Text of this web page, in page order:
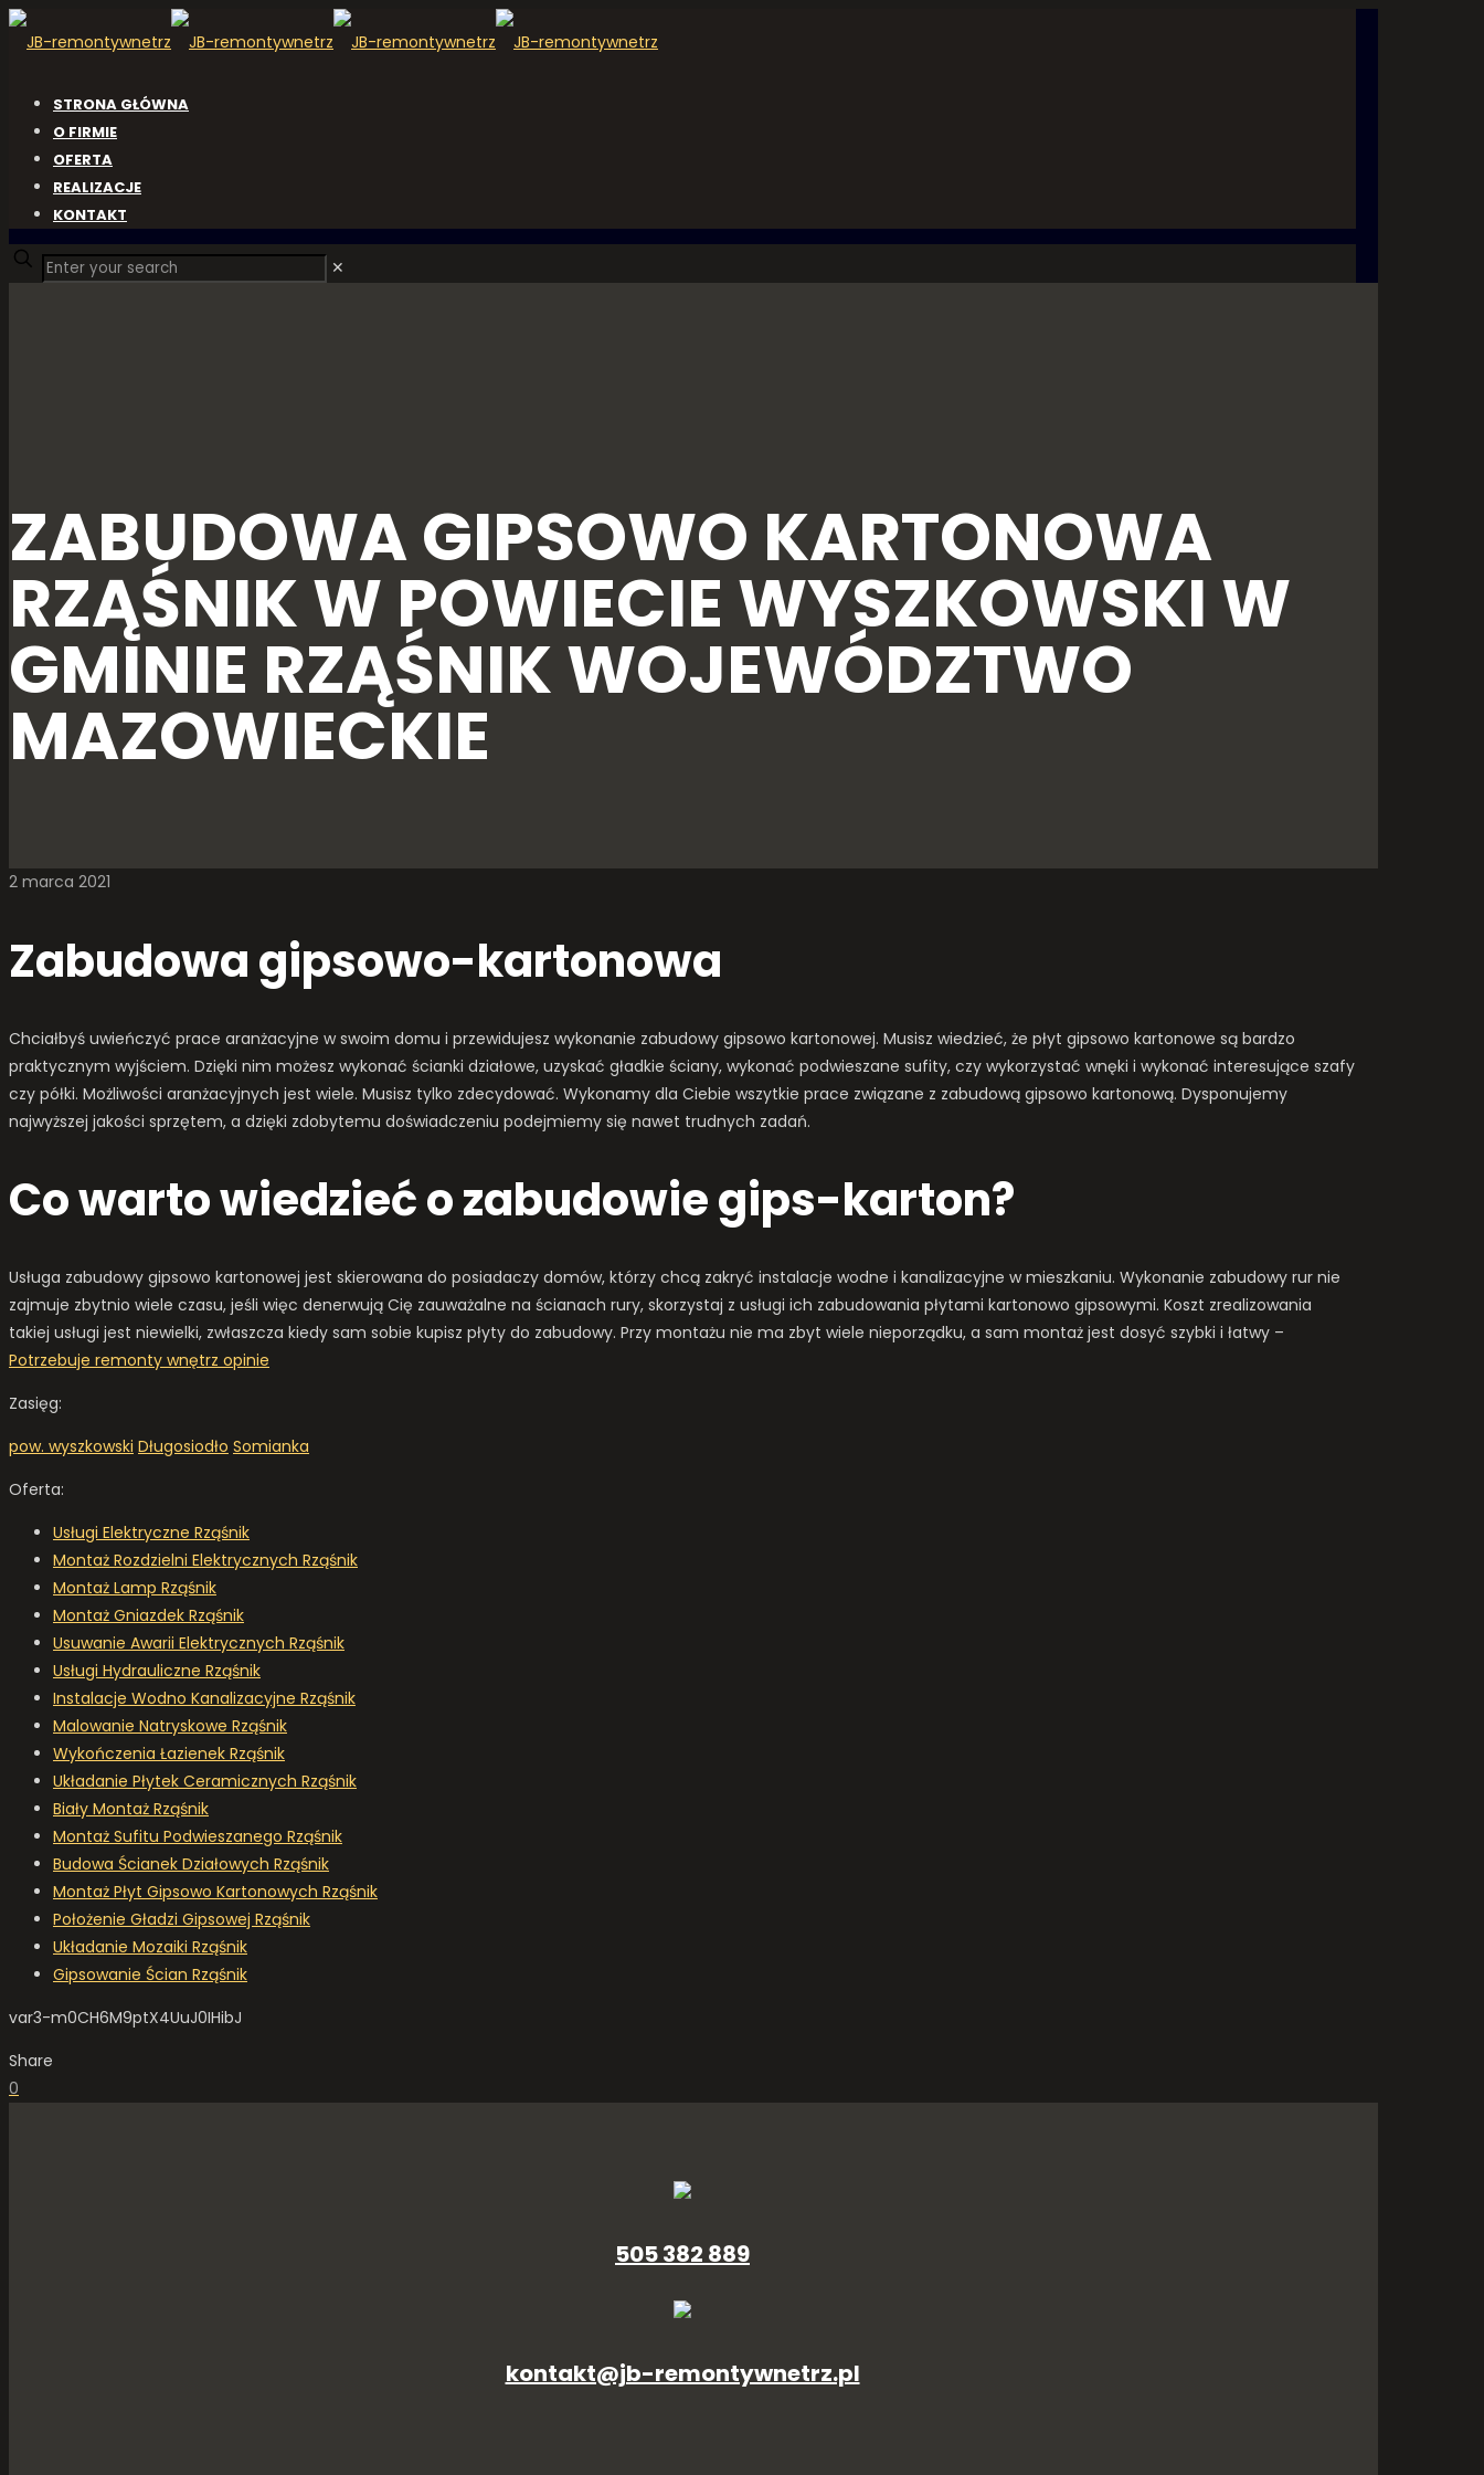
STRONA GŁÓWNA
O FIRMIE
OFERTA
REALIZACJE
KONTAKT
✕
ZABUDOWA GIPSOWO KARTONOWA
RZĄŚNIK W POWIECIE WYSZKOWSKI W
GMINIE RZĄŚNIK WOJEWÓDZTWO
MAZOWIECKIE
2 marca 2021
Zabudowa gipsowo-kartonowa
Chciałbyś uwieńczyć prace aranżacyjne w swoim domu i przewidujesz wykonanie zabudowy gipsowo kartonowej. Musisz wiedzieć, że płyt gipsowo kartonowe są bardzo
praktycznym wyjściem. Dzięki nim możesz wykonać ścianki działowe, uzyskać gładkie ściany, wykonać podwieszane sufity, czy wykorzystać wnęki i wykonać interesujące szafy
czy półki. Możliwości aranżacyjnych jest wiele. Musisz tylko zdecydować. Wykonamy dla Ciebie wszytkie prace związane z zabudową gipsowo kartonową. Dysponujemy
najwyższej jakości sprzętem, a dzięki zdobytemu doświadczeniu podejmiemy się nawet trudnych zadań.
Co warto wiedzieć o zabudowie gips-karton?
Usługa zabudowy gipsowo kartonowej jest skierowana do posiadaczy domów, którzy chcą zakryć instalacje wodne i kanalizacyjne w mieszkaniu. Wykonanie zabudowy rur nie
zajmuje zbytnio wiele czasu, jeśli więc denerwują Cię zauważalne na ścianach rury, skorzystaj z usługi ich zabudowania płytami kartonowo gipsowymi. Koszt zrealizowania
takiej usługi jest niewielki, zwłaszcza kiedy sam sobie kupisz płyty do zabudowy. Przy montażu nie ma zbyt wiele nieporządku, a sam montaż jest dosyć szybki i łatwy –
Potrzebuje remonty wnętrz opinie
Zasięg:
pow. wyszkowski Długosiodło Somianka
Oferta:
Usługi Elektryczne Rząśnik
Montaż Rozdzielni Elektrycznych Rząśnik
Montaż Lamp Rząśnik
Montaż Gniazdek Rząśnik
Usuwanie Awarii Elektrycznych Rząśnik
Usługi Hydrauliczne Rząśnik
Instalacje Wodno Kanalizacyjne Rząśnik
Malowanie Natryskowe Rząśnik
Wykończenia Łazienek Rząśnik
Układanie Płytek Ceramicznych Rząśnik
Biały Montaż Rząśnik
Montaż Sufitu Podwieszanego Rząśnik
Budowa Ścianek Działowych Rząśnik
Montaż Płyt Gipsowo Kartonowych Rząśnik
Położenie Gładzi Gipsowej Rząśnik
Układanie Mozaiki Rząśnik
Gipsowanie Ścian Rząśnik
var3-m0CH6M9ptX4UuJ0IHibJ
Share
0
505 382 889
kontakt@jb-remontywnetrz.pl